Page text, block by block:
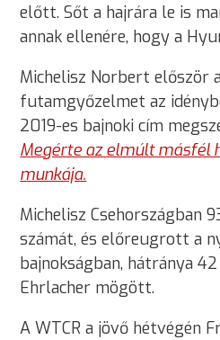
előtt. Sőt a hajrára le is
annak ellenére, hogy a
Michelisz Norbert először
futamgyőzelmet az
2019-es bajnoki cím
Megérte az elmúlt másfél
munkája.
Michelisz Csehországban
számát, és előreugrott a
bajnokságban, hátránya
Ehrlacher mögött.
A WTCR a jövő hétvégén